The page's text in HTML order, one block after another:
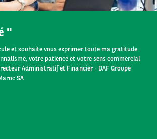
et souhaite vous exprimer toute ma gratitude
votre patience et votre sens commercial
Administratif et Financier - DAF Groupe
SA